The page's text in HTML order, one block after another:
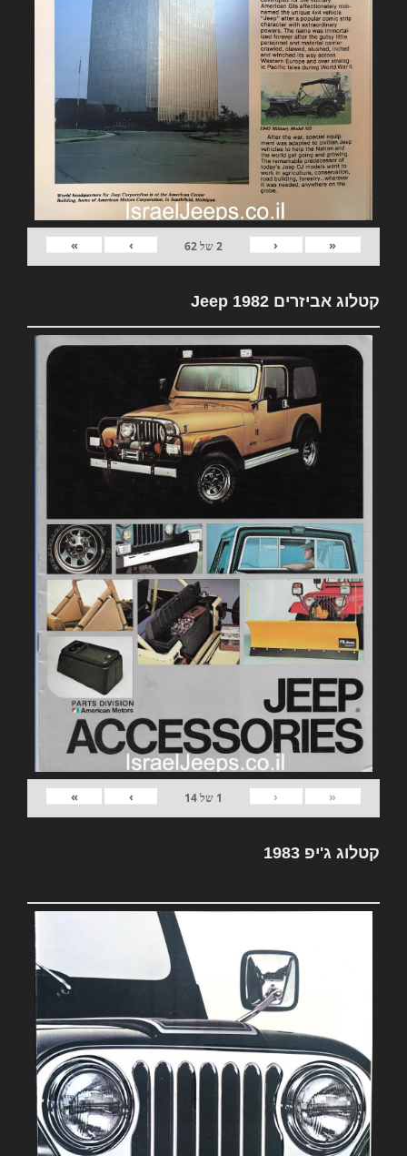
«
‹
2של62
›
»
קטלוג אביזרים 1982 Jeep
«
‹
1 של14
›
»
קטלוג ג'יפ 1983